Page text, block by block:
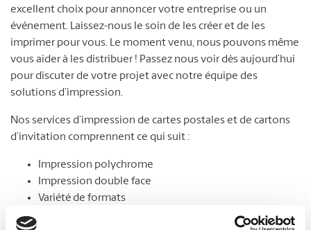
excellent choix pour annoncer votre entreprise ou un
événement. Laissez-nous le soin de les créer et de les
imprimer pour vous. Le moment venu, nous pouvons même
vous aider à les distribuer ! Passez nous voir dès aujourd’hui
pour discuter de votre projet avec notre équipe des
solutions d’impression.
Nos services d’impression de cartes postales et de cartons
d’invitation comprennent ce qui suit :
Impression polychrome
Impression double face
Variété de formats